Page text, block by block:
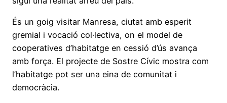
És un goig visitar Manresa, ciutat amb esperit
gremial i vocació col·lectiva, on el model de
cooperatives d’habitatge en cessió d’ús avança
amb força. El projecte de Sostre Cívic mostra com
l’habitatge pot ser una eina de comunitat i
democràcia.